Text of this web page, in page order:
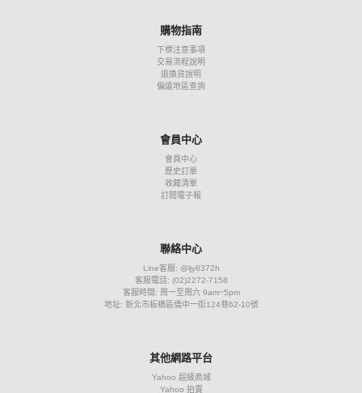
購物指南
下標注意事項
交易流程說明
退換貨說明
偏遠地區查詢
會員中心
會員中心
歷史訂單
收藏清單
訂閱電子報
聯絡中心
Line客服: @ljy8372h
客服電話: (02)2272-7158
客服時間: 周一至周六 9am~5pm
地址: 新北市板橋區僑中一街124巷62-10號
其他網路平台
Yahoo 超級商城
Yahoo 拍賣